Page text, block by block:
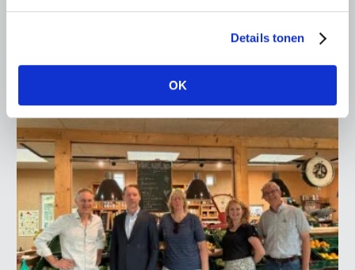
Details tonen
OK
Vries in It Heidenskip.
Lees meer